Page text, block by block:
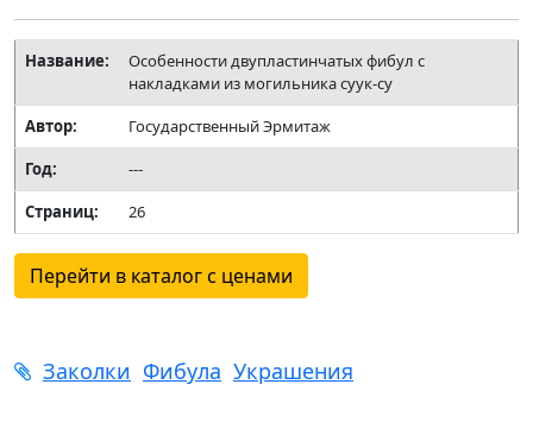
Название:
Особенности двупластинчатых фибул с
накладками из могильника суук-су
Автор:
Государственный Эрмитаж
Год:
---
Страниц:
26
Перейти в каталог с ценами
Заколки Фибула Украшения